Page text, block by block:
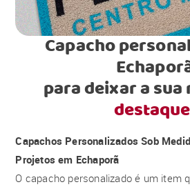
Capacho
para deixar a sua
Capachos Personalizados Sob
Projetos em Echaporã
O capacho personalizado é um item